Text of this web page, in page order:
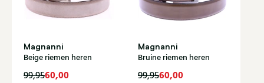
Magnanni
Beige riemen heren
99,9560,00
Magnanni
Bruine riemen heren
99,9560,00